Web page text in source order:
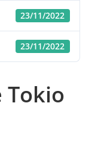
23/11/2022
23/11/2022
Tokio